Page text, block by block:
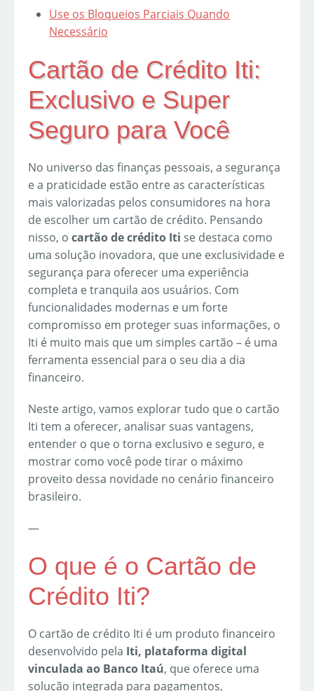
Use os Bloqueios Parciais Quando
Necessário
Cartão de Crédito Iti:
Exclusivo e Super
Seguro para Você
No universo das finanças pessoais, a segurança
e a praticidade estão entre as características
mais valorizadas pelos consumidores na hora
de escolher um cartão de crédito. Pensando
nisso, o cartão de crédito Iti se destaca como
uma solução inovadora, que une exclusividade e
segurança para oferecer uma experiência
completa e tranquila aos usuários. Com
funcionalidades modernas e um forte
compromisso em proteger suas informações, o
Iti é muito mais que um simples cartão – é uma
ferramenta essencial para o seu dia a dia
financeiro.
Neste artigo, vamos explorar tudo que o cartão
Iti tem a oferecer, analisar suas vantagens,
entender o que o torna exclusivo e seguro, e
mostrar como você pode tirar o máximo
proveito dessa novidade no cenário financeiro
brasileiro.
—
O que é o Cartão de
Crédito Iti?
O cartão de crédito Iti é um produto financeiro
desenvolvido pela Iti, plataforma digital
vinculada ao Banco Itaú, que oferece uma
solução integrada para pagamentos,